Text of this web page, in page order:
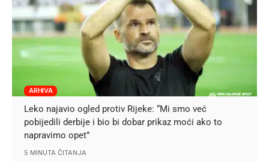
ARHIVA
Leko najavio ogled protiv Rijeke: “Mi smo već
pobijedili derbije i bio bi dobar prikaz moći ako to
napravimo opet”
5 MINUTA ČITANJA